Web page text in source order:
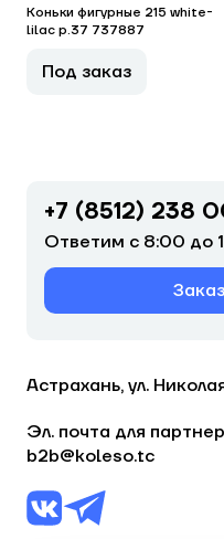
Коньки фигурные 215 white-
lilac р.37 737887
Под заказ
+7 (8512) 238
Ответим с 8:00 до
Астрахань, ул.
Эл. почта для
b2b@koleso.tc